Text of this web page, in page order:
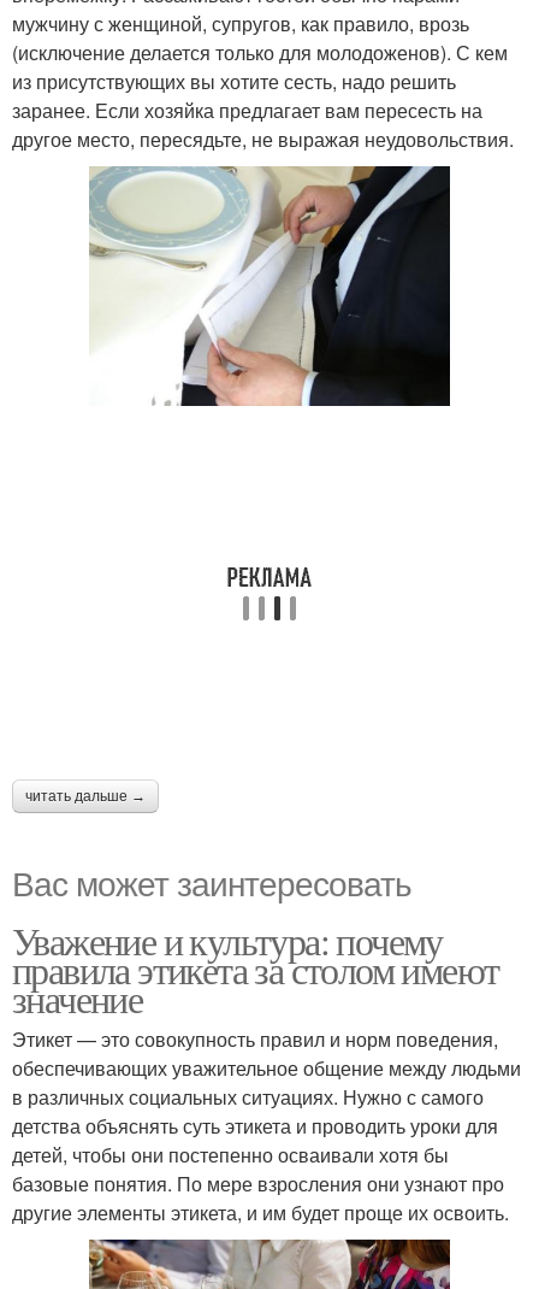
мужчину с женщиной, супругов, как правило, врозь
(исключение делается только для молодоженов). С кем
из присутствующих вы хотите сесть, надо решить
заранее. Если хозяйка предлагает вам пересесть на
другое место, пересядьте, не выражая неудовольствия.
читать дальше →
Вас может заинтересовать
Уважение и культура: почему
правила этикета за столом имеют
значение
Этикет — это совокупность правил и норм поведения,
обеспечивающих уважительное общение между людьми
в различных социальных ситуациях. Нужно с самого
детства объяснять суть этикета и проводить уроки для
детей, чтобы они постепенно осваивали хотя бы
базовые понятия. По мере взросления они узнают про
другие элементы этикета, и им будет проще их освоить.